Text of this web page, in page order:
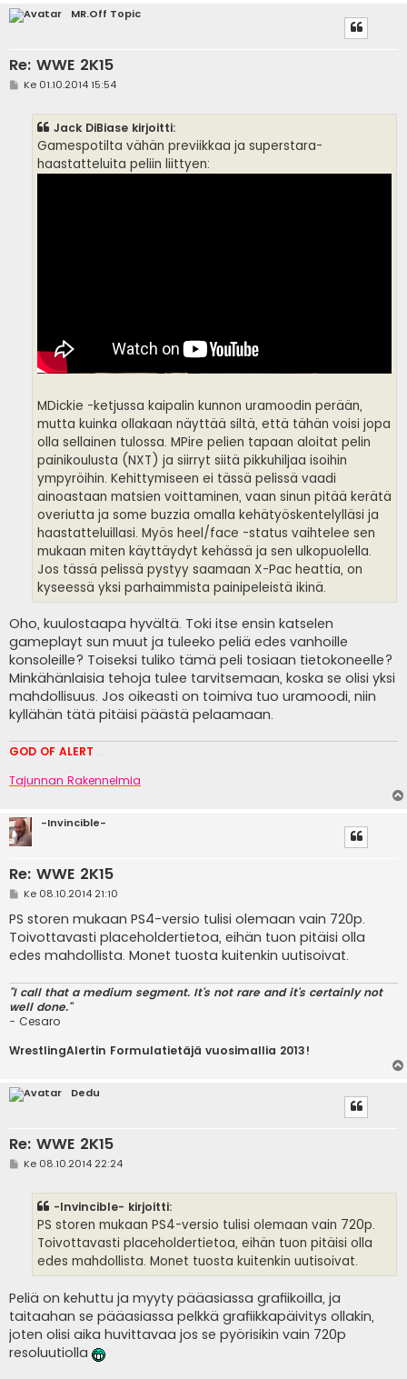
MR.Off Topic
Re: WWE 2K15
VKe 01.10.2014 15:54
Jack DiBiase kirjoitti:
Gamespotilta vähän previikkaa ja superstara-
haastatteluita peliin liittyen:
MDickie -ketjussa kaipalin kunnon uramoodin perään,
mutta kuinka ollakaan näyttää siltä, että tähän voisi jopa
olla sellainen tulossa. MPire pelien tapaan aloitat pelin
painikoulusta (NXT) ja siirryt siitä pikkuhiljaa isoihin
ympyröihin. Kehittymiseen ei tässä pelissä vaadi
ainoastaan matsien voittaminen, vaan sinun pitää kerätä
overiutta ja some buzzia omalla kehätyöskentelylläsi ja
haastatteluillasi. Myös heel/face -status vaihtelee sen
mukaan miten käyttäydyt kehässä ja sen ulkopuolella.
Jos tässä pelissä pystyy saamaan X-Pac heattia, on
kyseessä yksi parhaimmista painipeleistä ikinä.
Oho, kuulostaapa hyvältä. Toki itse ensin katselen
gameplayt sun muut ja tuleeko peliä edes vanhoille
konsoleille? Toiseksi tuliko tämä peli tosiaan tietokoneelle?
Minkähänlaisia tehoja tulee tarvitsemaan, koska se olisi yksi
mahdollisuus. Jos oikeasti on toimiva tuo uramoodi, niin
kyllähän tätä pitäisi päästä pelaamaan.
GOD OF ALERT
Tajunnan Rakennelmia
-Invincible-
Re: WWE 2K15
V
e
s
t
i
Ke 08.10.2014 21:10
PS storen mukaan PS4-versio tulisi olemaan vain 720p.
Toivottavasti placeholdertietoa, eihän tuon pitäisi olla
edes mahdollista. Monet tuosta kuitenkin uutisoivat.
"I call that a medium segment. It's not rare and it's certainly not
well done."
- Cesaro
WrestlingAlertin Formulatietäjä vuosimallia 2013!
Dedu
Re: WWE 2K15
VKe 08.10.2014 22:24
-Invincible- kirjoitti:
PS storen mukaan PS4-versio tulisi olemaan vain 720p.
Toivottavasti placeholdertietoa, eihän tuon pitäisi olla
edes mahdollista. Monet tuosta kuitenkin uutisoivat.
Peliä on kehuttu ja myyty pääasiassa grafiikoilla, ja
taitaahan se pääasiassa pelkkä grafiikkapäivitys ollakin,
joten olisi aika huvittavaa jos se pyörisikin vain 720p
resoluutiolla